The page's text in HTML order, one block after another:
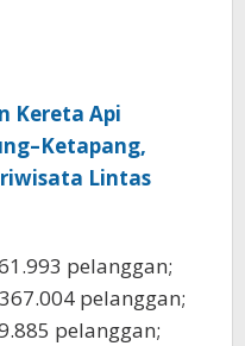
Kereta Api
Lintas
pelanggan;
pelanggan;
pelanggan;